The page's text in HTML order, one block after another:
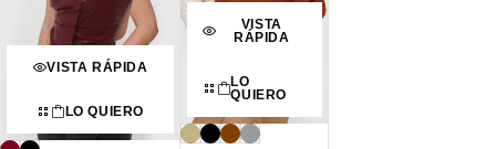
VISTA RÁPIDA
LO QUIERO
VISTA
RÁPIDA
LO
QUIERO